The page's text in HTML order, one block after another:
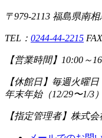
〒979-2113 福島県南
TEL： 0244-44-2215
【営業時間】 10:00～
【休館日】 毎週火曜日
年末年始（12/29〜1/3）
【指定管理者】 株式会